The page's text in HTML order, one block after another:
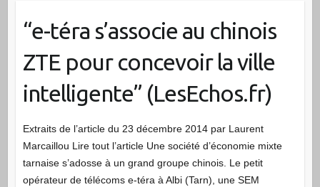
“e-téra s’associe au chinois
ZTE pour concevoir la ville
intelligente” (LesEchos.fr)
Extraits de l’article du 23 décembre 2014 par Laurent
Marcaillou Lire tout l’article Une société d’économie mixte
tarnaise s’adosse à un grand groupe chinois. Le petit
opérateur de télécoms e-téra à Albi (Tarn), une SEM